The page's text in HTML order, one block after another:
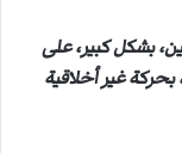
بشكل كبير، على
غير أخلاقية